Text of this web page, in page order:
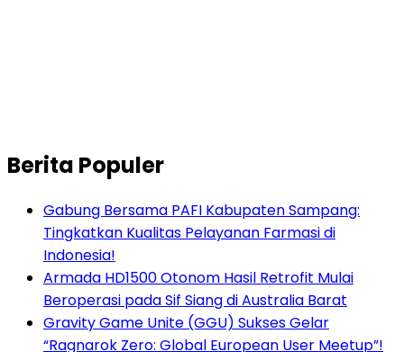
Berita Populer
Gabung Bersama PAFI Kabupaten Sampang:
Tingkatkan Kualitas Pelayanan Farmasi di
Indonesia!
Armada HD1500 Otonom Hasil Retrofit Mulai
Beroperasi pada Sif Siang di Australia Barat
Gravity Game Unite (GGU) Sukses Gelar
“Ragnarok Zero: Global European User Meetup”!